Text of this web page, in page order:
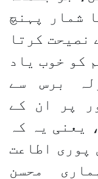
شمار پہنچ
نصیحت کرتا
کو خوب یاد
برس سے
پر ان کے
یعنی یہ کہ
پوری اطاعت
محسن